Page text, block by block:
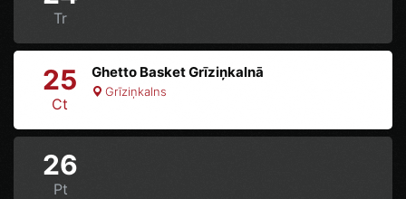
Tr
25
Ct
Ghetto Basket Grīziņkalnā
Grīziņkalns
26
Pt